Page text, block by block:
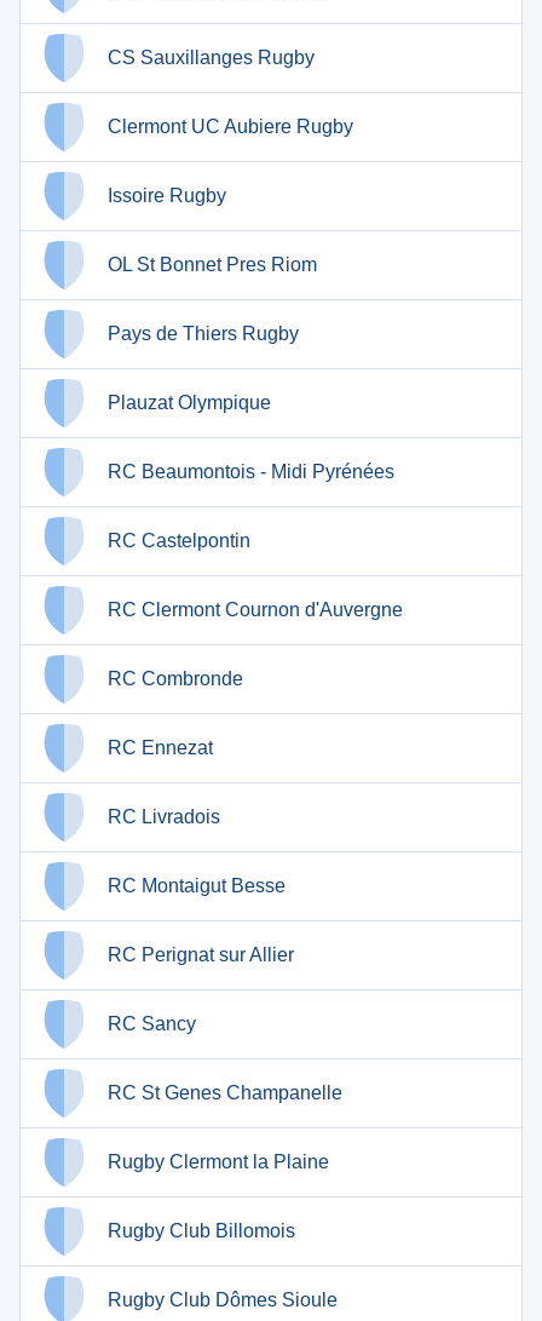
CS Sauxillanges Rugby
Clermont UC Aubiere Rugby
Issoire Rugby
OL St Bonnet Pres Riom
Pays de Thiers Rugby
Plauzat Olympique
RC Beaumontois - Midi Pyrénées
RC Castelpontin
RC Clermont Cournon d'Auvergne
RC Combronde
RC Ennezat
RC Livradois
RC Montaigut Besse
RC Perignat sur Allier
RC Sancy
RC St Genes Champanelle
Rugby Clermont la Plaine
Rugby Club Billomois
Rugby Club Dômes Sioule